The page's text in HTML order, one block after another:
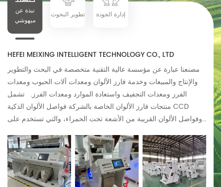
نبذة عن
ميهوشي
تطوير البحوث إدارة الجودة
HEFEI MEIXING INTELLIGENT TECHNOLOGY CO., LTD
مصنعنا عبارة عن مؤسسة عالية التقنية متخصصة في البحث والتطوير
والإنتاج والمبيعات وخدمة فارز الألوان ومعدات آلات الحبوب ومعدات
الفرز ومعدات التجفيف واستعادة الموارد ومعدات الفرز. تشمل
منتجات فارز الألوان الخاصة بالشركة فواصل الألوان الذكية CCD
وفواصل الألوان القريبة من الأشعة تحت الحمراء، والتي تستخدم على
وفرز الحبوب المتنوعة وفرز البلاستيك وفرز الملح وفرز الخام وما إلى
ذلك. .; تشمل معدات آلات الحبوب خط إنتاج معالجة الأرز، وخط إنتاج
معالجة القمح، وخط إنتاج معالجة الذرة وغيرها من معدات خط إنتاج
معالجة الحبوب؛ تشمل معدات فرز الفواكه والخضروات فرز العناب،